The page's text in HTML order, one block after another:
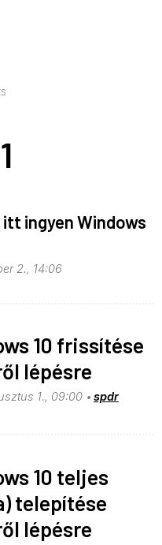
itt ingyen Windows
2., 14:06
10 frissítése
lépésre
1., 09:00 spdr
10 teljes
telepítése
lépésre